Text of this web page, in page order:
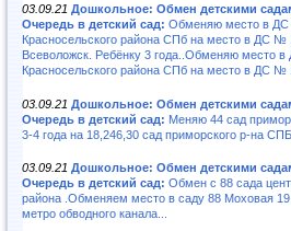
03.09.21 Дошкольное: Обмен детскими
Очередь в детский сад: Обменяю место в
Красносельского района СПб на место в ДС №
Всеволожск. Ребёнку 3 года..Обменяю место
Красносельского района СПб на место в ДС №
03.09.21 Дошкольное: Обмен детскими
Очередь в детский сад: Меняю 44 сад
3-4 года на 18,246,30 сад приморского р-на СПБ
03.09.21 Дошкольное: Обмен детскими
Очередь в детский сад: Обмен с 88 сада
района .Обменяем место в саду 88 Моховая
метро обводного канала...